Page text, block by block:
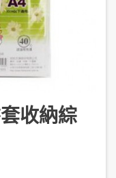
收納綜